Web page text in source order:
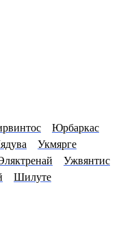
Юрбаркас
Укмярге
Ужвянтис
Шилуте